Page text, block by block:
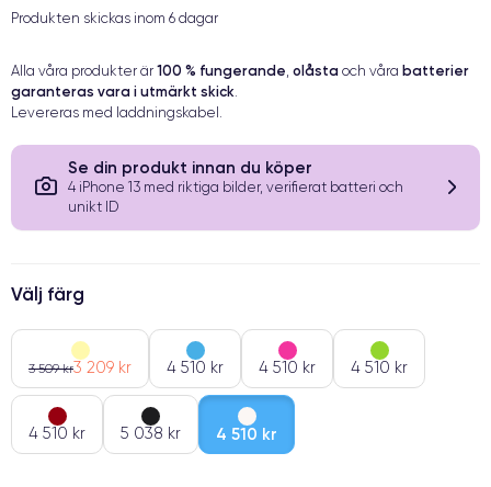
Produkten skickas inom 6 dagar
Alla våra produkter är 100 % fungerande, olåsta och våra batterier
garanteras vara i utmärkt skick.
Levereras med laddningskabel.
Se din produkt innan du köper
4 iPhone 13 med riktiga bilder, verifierat batteri och
unikt ID
Välj färg
3 509 kr3 209 kr 4 510 kr 4 510 kr 4 510 kr
4 510 kr 5 038 kr 4 510 kr